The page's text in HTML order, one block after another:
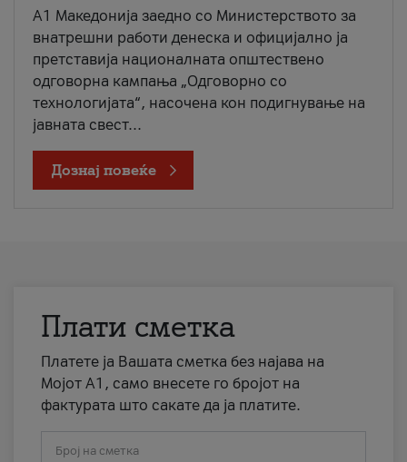
A1 Македонија заедно со Министерството за
внатрешни работи денеска и официјално ја
претставија националната општествено
одговорна кампања „Одговорно со
технологијата“, насочена кон подигнување на
јавната свест...
Дознај повеќе
Плати сметка
Платете ја Вашата сметка без најава на
Мојот А1, само внесете го бројот на
фактурата што сакате да ја платите.
Број на сметка